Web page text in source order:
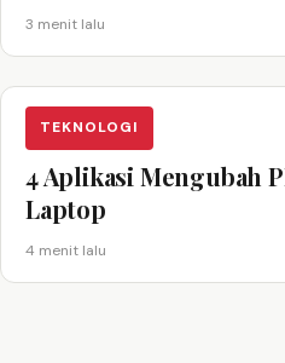
3 menit lalu
TEKNOLOGI
4 Aplikasi Mengubah
Laptop
4 menit lalu